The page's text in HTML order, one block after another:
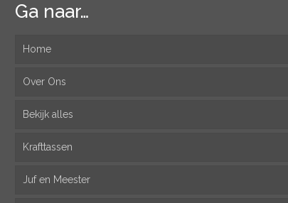
Ga naar…
Home
Over Ons
Bekijk alles
Krafttassen
Juf en Meester